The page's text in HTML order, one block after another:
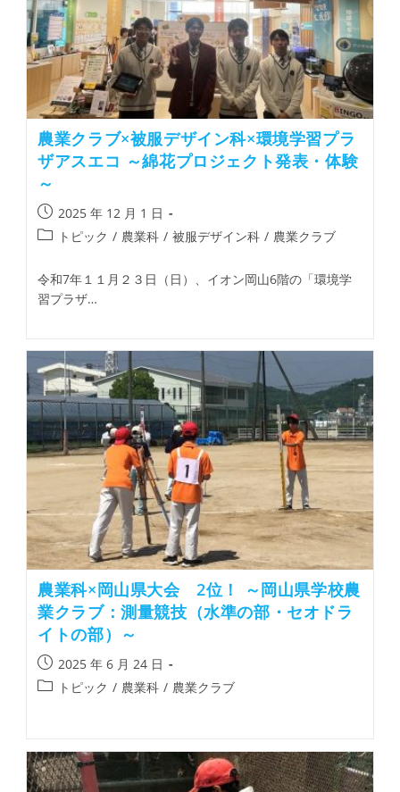
農業クラブ×被服デザイン科×環境学習プラ
ザアスエコ ～綿花プロジェクト発表・体験
～
2025 年 12 月 1 日
トピック / 農業科 / 被服デザイン科 / 農業クラブ
令和7年１１月２３日（日）、イオン岡山6階の「環境学
習プラザ…
農業科×岡山県大会 2位！ ～岡山県学校農
業クラブ：測量競技（水準の部・セオドラ
イトの部）～
2025 年 6 月 24 日
トピック / 農業科 / 農業クラブ